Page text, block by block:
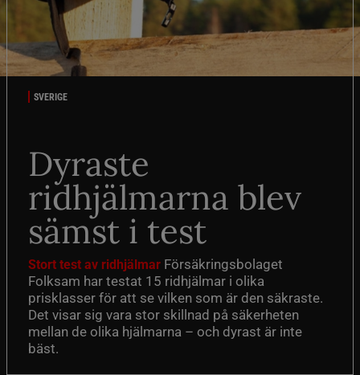
SVERIGE
Dyraste
ridhjälmarna blev
sämst i test
Stort test av ridhjälmar Försäkringsbolaget
Folksam har testat 15 ridhjälmar i olika
prisklasser för att se vilken som är den säkraste.
Det visar sig vara stor skillnad på säkerheten
mellan de olika hjälmarna – och dyrast är inte
bäst.